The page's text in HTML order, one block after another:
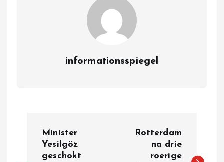
informationsspiegel
Minister
Yesilgöz
geschokt
Rotterdam
na drie
roerige